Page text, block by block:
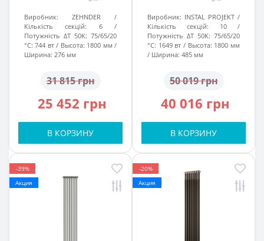
Виробник:
ZEHNDER
Кількість секцій:
6
Потужність ΔT 50K: 75/65/20
°C: 744 вт Высота: 1800 мм
Ширина: 276 мм
31 815 грн
25 452 грн
В КОРЗИНУ
Виробник: INSTAL PROJEKT
Кількість секцій:
10
Потужність ΔT 50K: 75/65/20
°C: 1649 вт Высота: 1800 мм
Ширина: 485 мм
50 019 грн
40 016 грн
В КОРЗИНУ
-39%
Акция
-20%
Акция